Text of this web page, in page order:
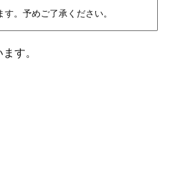
。予めご了承ください。
す。